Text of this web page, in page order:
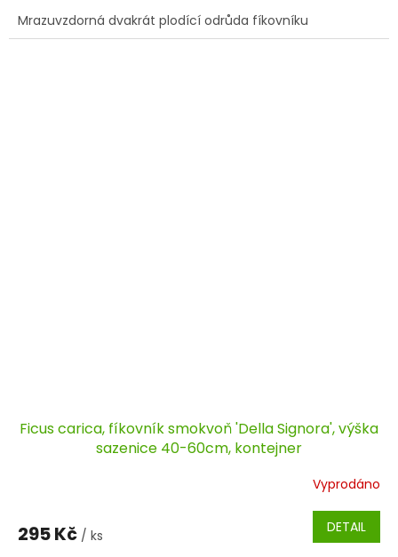
Mrazuvzdorná dvakrát plodící odrůda fíkovníku
Ficus carica, fíkovník smokvoň 'Della Signora', výška
sazenice 40-60cm, kontejner
Vyprodáno
295 Kč / ks DETAIL